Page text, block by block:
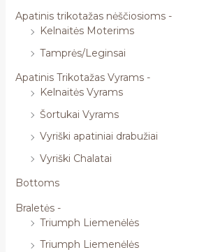
Apatinis trikotažas nėščiosioms -
Kelnaitės Moterims
Tamprės/Leginsai
Apatinis Trikotažas Vyrams -
Kelnaitės Vyrams
Šortukai Vyrams
Vyriški apatiniai drabužiai
Vyriški Chalatai
Bottoms
Braletės -
Triumph Liemenėlės
Triumph Liemenėlės